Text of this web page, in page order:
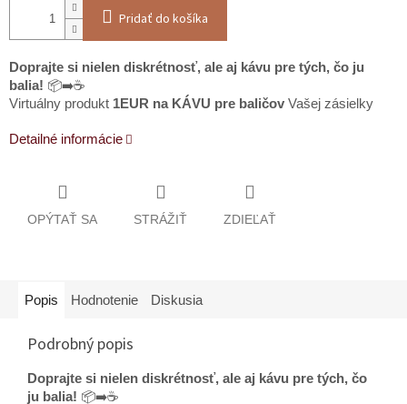
Pridať do košíka
Doprajte si nielen diskrétnosť, ale aj kávu pre tých, čo ju
balia! 📦➡️☕
Virtuálny produkt 1EUR na KÁVU pre baličov Vašej zásielky
Detailné informácie
OPÝTAŤ SA STRÁŽIŤ ZDIEĽAŤ
Popis Hodnotenie Diskusia
Podrobný popis
Doprajte si nielen diskrétnosť, ale aj kávu pre tých, čo
ju balia! 📦➡️☕